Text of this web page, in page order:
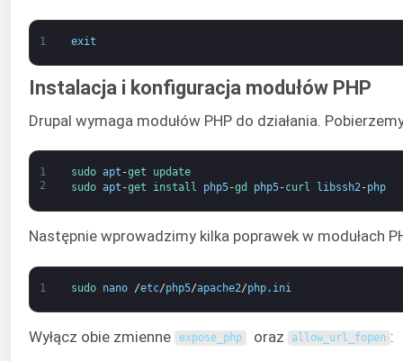
1 exit
Instalacja i konfiguracja modułów PHP
Drupal wymaga modułów PHP do działania.
1
2
sudo apt -get
update
sudo apt -get install php5-gd php5-curl libssh2-php
Następnie wprowadzimy kilka poprawek w modułach
1 sudo nano /etc/php5/apache2/php. ini
Wyłącz obie zmienne expose_php oraz allow_url_fopen :